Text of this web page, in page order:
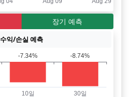
장기 예측
수익/손실 예측